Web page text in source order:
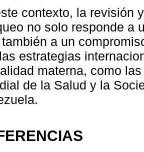
contexto, la revisión
no solo responde a
a un
estrategias
materna, como
de la Salud y la